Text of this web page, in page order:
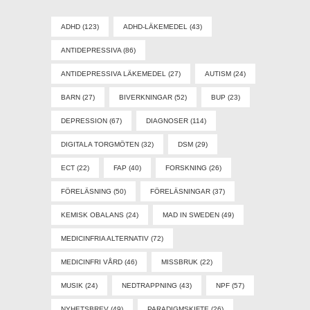
ADHD (123) ADHD-LÄKEMEDEL (43)
ANTIDEPRESSIVA (86)
ANTIDEPRESSIVA LÄKEMEDEL (27) AUTISM (24)
BARN (27) BIVERKNINGAR (52) BUP (23)
DEPRESSION (67) DIAGNOSER (114)
DIGITALA TORGMÖTEN (32) DSM (29)
ECT (22) FAP (40) FORSKNING (26)
FÖRELÄSNING (50) FÖRELÄSNINGAR (37)
KEMISK OBALANS (24) MAD IN SWEDEN (49)
MEDICINFRIA ALTERNATIV (72)
MEDICINFRI VÅRD (46) MISSBRUK (22)
MUSIK (24) NEDTRAPPNING (43) NPF (57)